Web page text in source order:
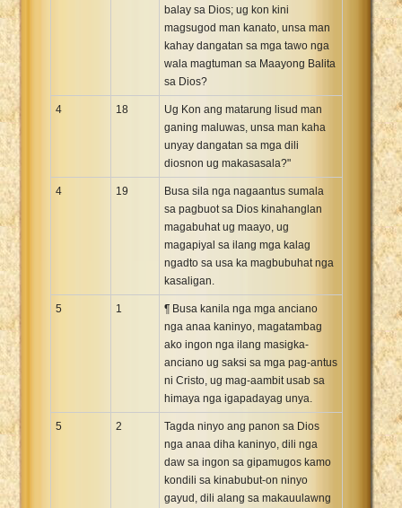
balay sa Dios; ug kon kini
magsugod man kanato, unsa man
kahay dangatan sa mga tawo nga
wala magtuman sa Maayong Balita
sa Dios?
4 18
Ug Kon ang matarung lisud man
ganing maluwas, unsa man kaha
unyay dangatan sa mga dili
diosnon ug makasasala?"
4 19
Busa sila nga nagaantus sumala
sa pagbuot sa Dios kinahanglan
magabuhat ug maayo, ug
magapiyal sa ilang mga kalag
ngadto sa usa ka magbubuhat nga
kasaligan.
5 1
¶ Busa kanila nga mga anciano
nga anaa kaninyo, magatambag
ako ingon nga ilang masigka-
anciano ug saksi sa mga pag-antus
ni Cristo, ug mag-aambit usab sa
himaya nga igapadayag unya.
5 2
Tagda ninyo ang panon sa Dios
nga anaa diha kaninyo, dili nga
daw sa ingon sa gipamugos kamo
kondili sa kinabubut-on ninyo
gayud, dili alang sa makauulawng